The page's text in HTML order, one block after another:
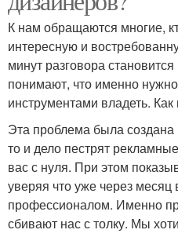
К нам обращаются многие,
интересную и
минут разговора
понимают, что именно
инструментами владеть.
Эта проблема была создана
то и дело пестрят
вас с нуля. При этом
уверяя что уже через месяц
профессионалом. Именно
сбивают нас с толку. Мы